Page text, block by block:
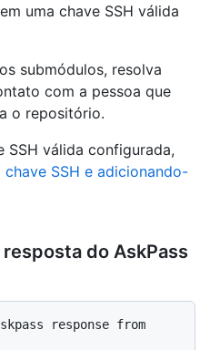
uma chave SSH válida
submódulos, resolva
com a pessoa que
o repositório.
SSH válida configurada,
chave SSH e adicionando-
do AskPass
response from